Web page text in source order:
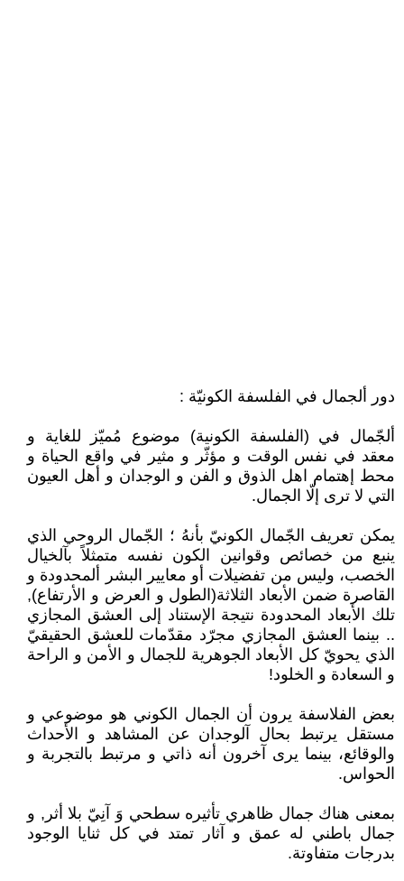
دور ألجمال في الفلسفة الكونيّة :
ألجّمال في (الفلسفة الكونية) موضوع مُميّز للغاية و
معقد في نفس الوقت و مؤثّر و مثير في واقع الحياة و
محط إهتمام اهل الذوق و الفن و الوجدان و أهل العيون
التي لا ترى إلّا الجمال.
يمكن تعريف الجّمال الكونيّ بأنهُ ؛ الجّمال الروحي الذي
ينبع من خصائص وقوانين الكون نفسه متمثلاً بآلخيال
الخصب، وليس من تفضيلات أو معايير البشر ألمحدودة و
القاصرة ضمن الأبعاد الثلاثة(الطول و العرض و الأرتفاع),
تلك الأبعاد المحدودة نتيجة الإستناد إلى العشق المجازي
.. بينما العشق المجازي مجرّد مقدّمات للعشق الحقيقيّ
الذي يحويّ كل الأبعاد الجوهرية للجمال و الأمن و الراحة
و السعادة و الخلود!
بعض الفلاسفة يرون أن الجمال الكوني هو موضوعي و
مستقل يرتبط بحال آلوجدان عن المشاهد و الأحداث
والوقائع، بينما يرى آخرون أنه ذاتي و مرتبط بالتجربة و
الحواس.
بمعنى هناك جمال ظاهري تأثيره سطحي وَ آنِيّ بلا أثر, و
جمال باطني له عمق و آثار تمتد في كل ثنايا الوجود
بدرجات متفاوتة.